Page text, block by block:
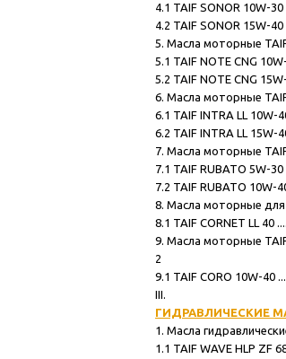
4.1 TAIF SONOR 10W-30
4.2 TAIF SONOR 15W-40
5. Масла моторные TAIF
5.1 TAIF NOTE CNG 10W-
5.2 TAIF NOTE CNG 15W-
6. Масла моторные TAIF
6.1 TAIF INTRA LL 10W-40
6.2 TAIF INTRA LL 15W-40
7. Масла моторные TAIF
7.1 TAIF RUBATO 5W-30
7.2 TAIF RUBATO 10W-40
8. Масла моторные для
8.1 TAIF CORNET LL 40
9. Масла моторные TAIF
2
9.1 TAIF CORO 10W-40
III.
ГИДРАВЛИЧЕСКИЕ
1. Масла
1.1 TAIF WAVE HLP ZF 68